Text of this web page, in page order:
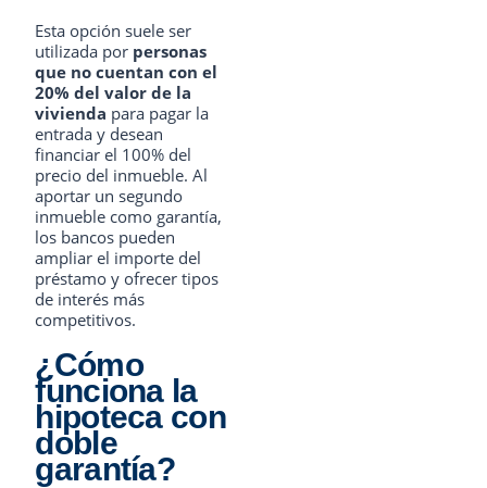
Esta opción suele ser
utilizada por personas
que no cuentan con el
20% del valor de la
vivienda para pagar la
entrada y desean
financiar el 100% del
precio del inmueble. Al
aportar un segundo
inmueble como garantía,
los bancos pueden
ampliar el importe del
préstamo y ofrecer tipos
de interés más
competitivos.
¿Cómo
funciona la
hipoteca con
doble
garantía?